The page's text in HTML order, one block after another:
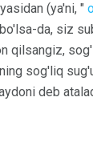
(ya'ni, "
da, siz
qilsangiz,
sog'liq
deb